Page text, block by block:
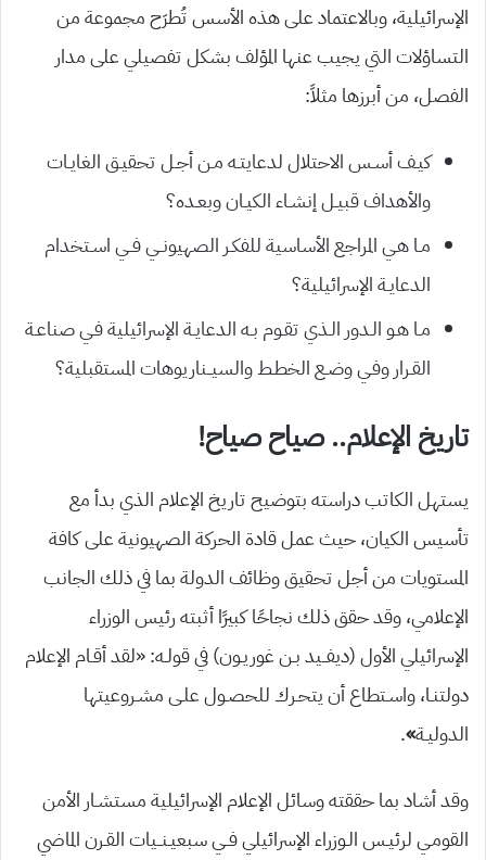
الإسرائيلية، وبالاعتماد على هذه الأسس تُطرَح مجموعة من
التساؤلات التي يجيب عنها المؤلف بشكل تفصيلي على مدار
الفصل، من أبرزها مثلاً:
كيـف أسـس الاحتلال لدعايتـه مـن أجـل تحقيـق الغايـات
والأهداف قبيـل إنشـاء الكيـان وبعـده؟
مـا هـي المراجع الأساسية للفكـر الصهيونــي فــي اسـتخدام
الدعايـة الإسرائيلية؟
مـا هـو الـدور الـذي تقـوم بـه الدعايـة الإسرائيلية فـي صناعـة
القـرار وفـي وضـع الخطـط والسيــناريوهات المستقبلية؟
تاريخ الإعلام.. صياح صياح!
يستهل الكاتب دراسته بتوضيح تاريخ الإعلام الذي بدأ مع
تأسيس الكيان، حيث عمل قادة الحركة الصهيونية على كافة
المستويات من أجل تحقيق وظائف الدولة بما في ذلك الجانب
الإعلامي، وقد حقق ذلك نجاحًا كبيرًا أثبته رئيس الوزراء
الإسرائيلي الأول (ديفــيد بـن غوريـون) في قولـه: «لقد أقـام الإعلام
دولتنـا، واسـتطاع أن يتحـرك للحصـول علـى مشـروعيتها
الدوليـة»
.
وقد أشاد بما حققته وسائل الإعلام الإسرائيلية مستشـار الأمن
القومـي لرئيـس الـوزراء الإسرائيلي فــي سبعيـنــيات القـرن الماضي